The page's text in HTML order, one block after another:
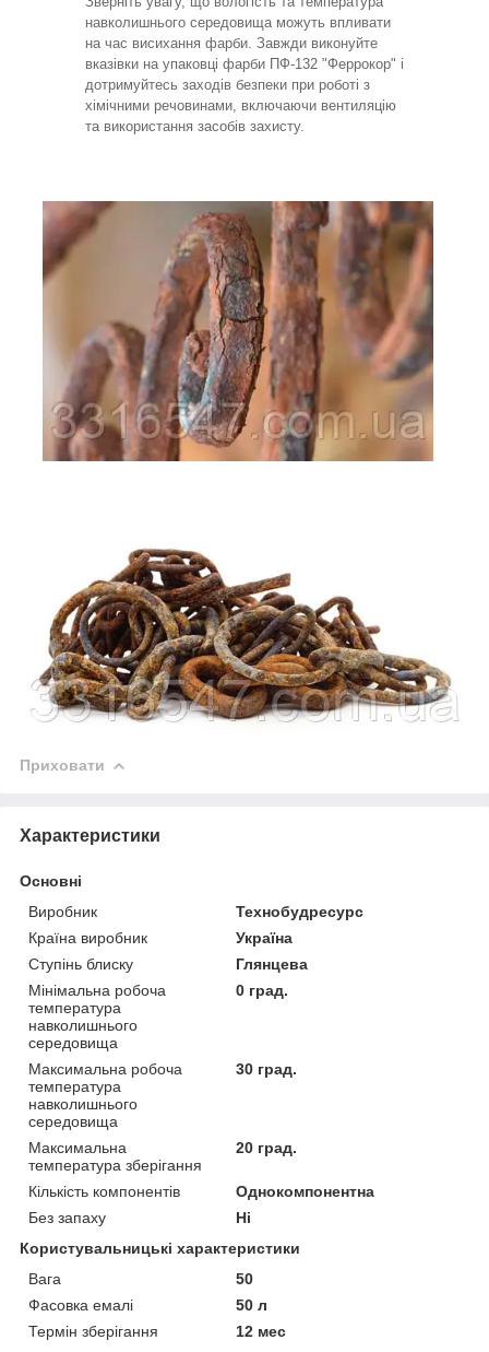
навколишнього середовища можуть впливати
на час висихання фарби. Завжди виконуйте
вказівки на упаковці фарби ПФ-132 "Феррокор" і
дотримуйтесь заходів безпеки при роботі з
хімічними речовинами, включаючи вентиляцію
та використання засобів захисту.
Приховати
Характеристики
Основні
Виробник
Технобудресурс
Країна виробник
Україна
Ступінь блиску
Глянцева
Мінімальна робоча
температура
навколишнього
середовища
0 град.
Максимальна робоча
температура
навколишнього
середовища
30 град.
Максимальна
температура зберігання
20 град.
Кількість компонентів
Однокомпонентна
Без запаху
Ні
Користувальницькі характеристики
Вага
50
Фасовка емалі
50 л
Термін зберігання
12 мес